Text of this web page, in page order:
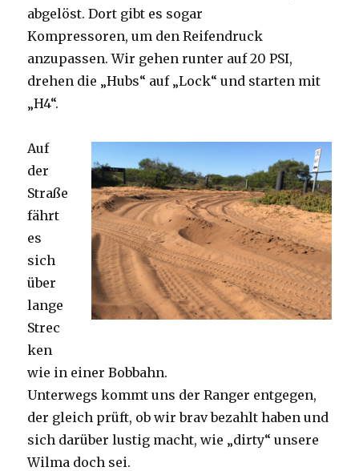
abgelöst. Dort gibt es sogar
Kompressoren, um den Reifendruck
anzupassen. Wir gehen runter auf 20 PSI,
drehen die „Hubs“ auf „Lock“ und starten mit
„H4“.
Auf
der
Straße
fährt
es
sich
über
lange
Strec
ken
wie in einer Bobbahn.
Unterwegs kommt uns der Ranger entgegen,
der gleich prüft, ob wir brav bezahlt haben und
sich darüber lustig macht, wie „dirty“ unsere
Wilma doch sei.